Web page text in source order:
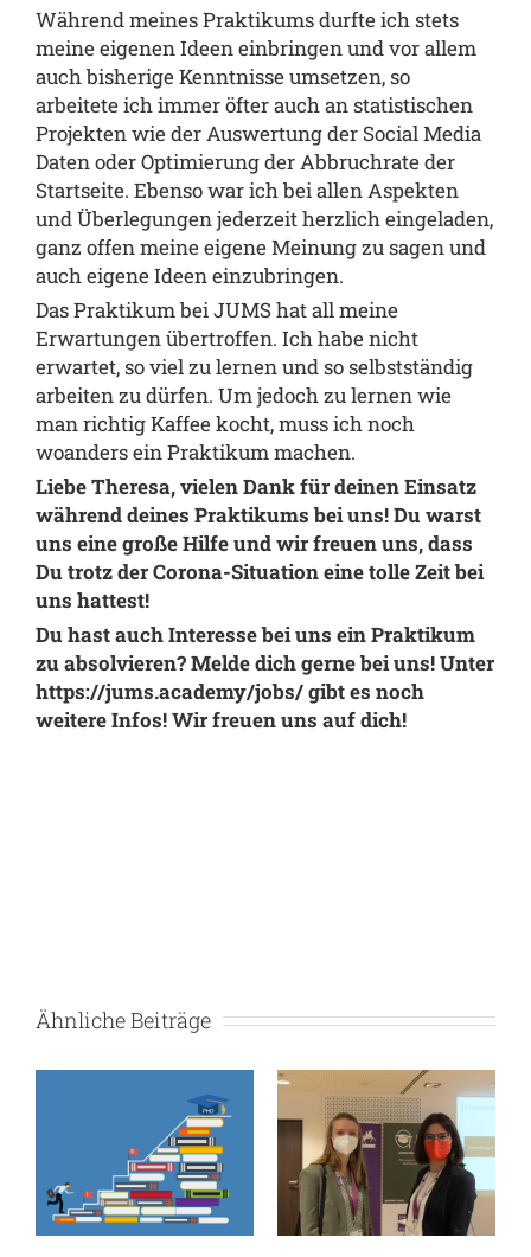
Während meines Praktikums durfte ich stets
meine eigenen Ideen einbringen und vor allem
auch bisherige Kenntnisse umsetzen, so
arbeitete ich immer öfter auch an statistischen
Projekten wie der Auswertung der Social Media
Daten oder Optimierung der Abbruchrate der
Startseite. Ebenso war ich bei allen Aspekten
und Überlegungen jederzeit herzlich eingeladen,
ganz offen meine eigene Meinung zu sagen und
auch eigene Ideen einzubringen.
Das Praktikum bei JUMS hat all meine
Erwartungen übertroffen. Ich habe nicht
erwartet, so viel zu lernen und so selbstständig
arbeiten zu dürfen. Um jedoch zu lernen wie
man richtig Kaffee kocht, muss ich noch
woanders ein Praktikum machen.
Liebe Theresa, vielen Dank für deinen Einsatz
während deines Praktikums bei uns! Du warst
uns eine große Hilfe und wir freuen uns, dass
Du trotz der Corona-Situation eine tolle Zeit bei
uns hattest!
Du hast auch Interesse bei uns ein Praktikum
zu absolvieren? Melde dich gerne bei uns! Unter
https://jums.academy/jobs/gibt es noch
weitere Infos! Wir freuen uns auf dich!
Ähnliche Beiträge